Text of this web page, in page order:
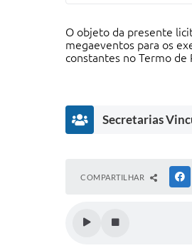
O objeto da presente
megaeventos para os
constantes no Termo
Secretarias
COMPARTILHAR